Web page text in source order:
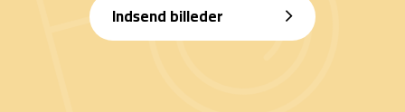
Indsend billeder